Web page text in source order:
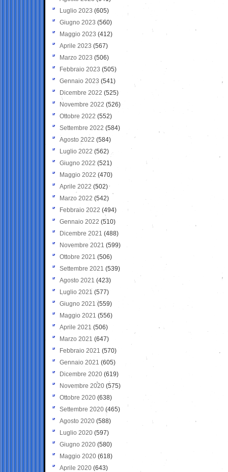
Luglio 2023 (605)
Giugno 2023 (560)
Maggio 2023 (412)
Aprile 2023 (567)
Marzo 2023 (506)
Febbraio 2023 (505)
Gennaio 2023 (541)
Dicembre 2022 (525)
Novembre 2022 (526)
Ottobre 2022 (552)
Settembre 2022 (584)
Agosto 2022 (584)
Luglio 2022 (562)
Giugno 2022 (521)
Maggio 2022 (470)
Aprile 2022 (502)
Marzo 2022 (542)
Febbraio 2022 (494)
Gennaio 2022 (510)
Dicembre 2021 (488)
Novembre 2021 (599)
Ottobre 2021 (506)
Settembre 2021 (539)
Agosto 2021 (423)
Luglio 2021 (577)
Giugno 2021(559)
Maggio 2021 (556)
Aprile 2021 (506)
Marzo 2021 (647)
Febbraio 2021 (570)
Gennaio 2021 (605)
Dicembre 2020 (619)
Novembre 2020 (575)
Ottobre 2020 (638)
Settembre 2020(465)
Agosto 2020 (588)
Luglio 2020 (597)
Giugno 2020 (580)
Maggio 2020 (618)
Aprile 2020 (643)